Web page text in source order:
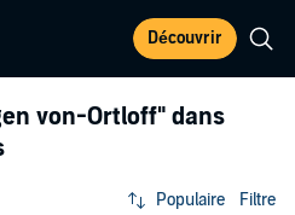
Découvrir
von-Ortloff" dans
Populaire Filtre